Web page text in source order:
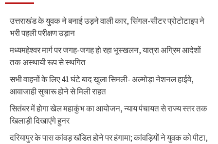
उत्तराखंड के युवक ने बनाई उड़ने वाली कार, सिंगल-सीटर प्रोटोटाइप ने
भरी पहली परीक्षण उड़ान
मध्यमहेश्वर मार्ग पर जगह-जगह हो रहा भूस्खलन, यात्रा अग्रिम आदेशों
तक अस्थायी रूप से स्थगित
सभी वाहनों के लिए 41 घंटे बाद खुला सिमली- अल्मोड़ा नेशनल हाईवे,
आवाजाही सुचारू होने से मिली राहत
सितंबर में होगा खेल महाकुंभ का आयोजन, न्याय पंचायत से राज्य स्तर तक
खिलाड़ी दिखाएंगे हुनर
दरियापुर के पास कांवड़ खंडित होने पर हंगामा; कांवड़ियों ने युवक को पीटा,